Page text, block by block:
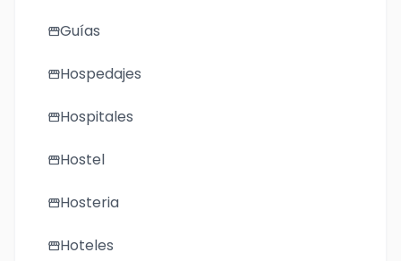
storefrontGuías
storefrontHospedajes
storefrontHospitales
storefrontHostel
storefrontHosteria
storefrontHoteles